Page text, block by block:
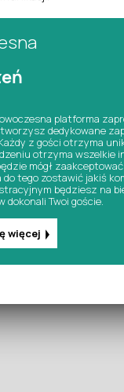
platforma
dedykowane
z gości otrzyma
otrzyma wszelkie
mógł
do tego zostawić jakiś
będziesz na
dokonali Twoi goście.
więcej